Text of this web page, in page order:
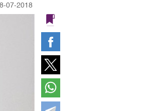
07-2018